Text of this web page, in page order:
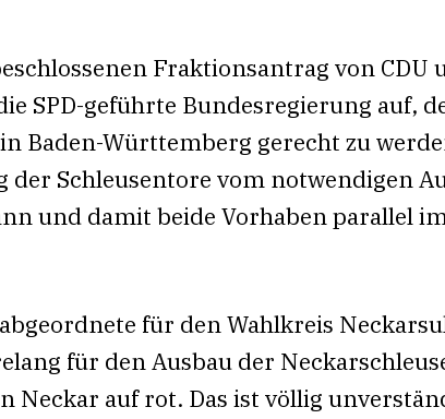
Fraktionsantrag von CDU
SPD-geführte Bundesregierung auf,
Baden-Württemberg gerecht zu
der Schleusentore vom notwendigen
und damit beide Vorhaben parallel
für den Wahlkreis
für den Ausbau der
Neckar auf rot. Das ist völlig